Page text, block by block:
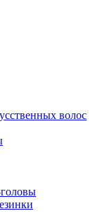
волос